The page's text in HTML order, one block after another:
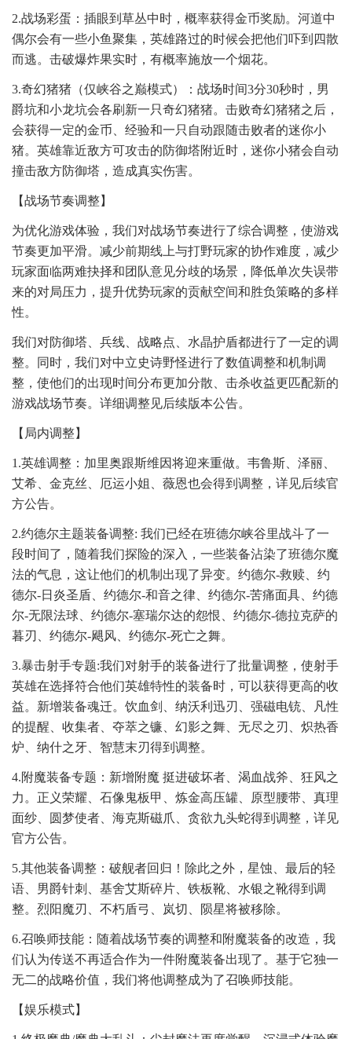
2.战场彩蛋：插眼到草丛中时，概率获得金币奖励。河道中
偶尔会有一些小鱼聚集，英雄路过的时候会把他们吓到四散
而逃。击破爆炸果实时，有概率施放一个烟花。
3.奇幻猪猪（仅峡谷之巅模式）：战场时间3分30秒时，男
爵坑和小龙坑会各刷新一只奇幻猪猪。击败奇幻猪猪之后，
会获得一定的金币、经验和一只自动跟随击败者的迷你小
猪。英雄靠近敌方可攻击的防御塔附近时，迷你小猪会自动
撞击敌方防御塔，造成真实伤害。
【战场节奏调整】
为优化游戏体验，我们对战场节奏进行了综合调整，使游戏
节奏更加平滑。减少前期线上与打野玩家的协作难度，减少
玩家面临两难抉择和团队意见分歧的场景，降低单次失误带
来的对局压力，提升优势玩家的贡献空间和胜负策略的多样
性。
我们对防御塔、兵线、战略点、水晶护盾都进行了一定的调
整。同时，我们对中立史诗野怪进行了数值调整和机制调
整，使他们的出现时间分布更加分散、击杀收益更匹配新的
游戏战场节奏。详细调整见后续版本公告。
【局内调整】
1.英雄调整：加里奥跟斯维因将迎来重做。韦鲁斯、泽丽、
艾希、金克丝、厄运小姐、薇恩也会得到调整，详见后续官
方公告。
2.约德尔主题装备调整: 我们已经在班德尔峡谷里战斗了一
段时间了，随着我们探险的深入，一些装备沾染了班德尔魔
法的气息，这让他们的机制出现了异变。约德尔-救赎、约
德尔-日炎圣盾、约德尔-和音之律、约德尔-苦痛面具、约德
尔-无限法球、约德尔-塞瑞尔达的怨恨、约德尔-德拉克萨的
暮刃、约德尔-飓风、约德尔-死亡之舞。
3.暴击射手专题:我们对射手的装备进行了批量调整，使射手
英雄在选择符合他们英雄特性的装备时，可以获得更高的收
益。新增装备魂迁。饮血剑、纳沃利迅刃、强磁电铳、凡性
的提醒、收集者、夺萃之镰、幻影之舞、无尽之刃、炽热香
炉、纳什之牙、智慧末刃得到调整。
4.附魔装备专题：新增附魔 挺进破坏者、渴血战斧、狂风之
力。正义荣耀、石像鬼板甲、炼金高压罐、原型腰带、真理
面纱、圆梦使者、海克斯磁爪、贪欲九头蛇得到调整，详见
官方公告。
5.其他装备调整：破舰者回归！除此之外，星蚀、最后的轻
语、男爵针刺、基舍艾斯碎片、铁板靴、水银之靴得到调
整。烈阳魔刃、不朽盾弓、岚切、陨星将被移除。
6.召唤师技能：随着战场节奏的调整和附魔装备的改造，我
们认为传送不再适合作为一件附魔装备出现了。基于它独一
无二的战略价值，我们将他调整成为了召唤师技能。
【娱乐模式】